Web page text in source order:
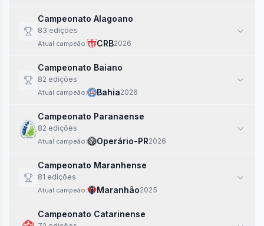
Campeonato Alagoano
83 edições
Atual campeão: CRB2026
Campeonato Baiano
82 edições
Atual campeão: Bahia2026
Campeonato Paranaense
82 edições
Atual campeão: Operário-PR2026
Campeonato Maranhense
81 edições
Atual campeão: Maranhão2025
Campeonato Catarinense